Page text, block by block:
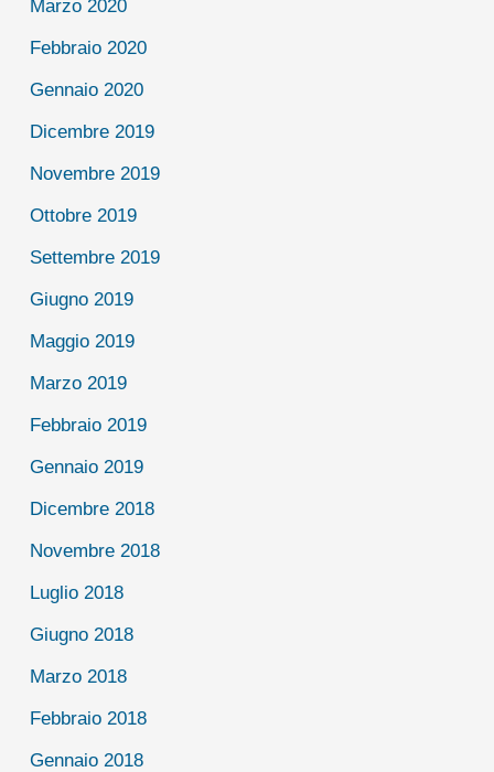
Marzo 2020
Febbraio 2020
Gennaio 2020
Dicembre 2019
Novembre 2019
Ottobre 2019
Settembre 2019
Giugno 2019
Maggio 2019
Marzo 2019
Febbraio 2019
Gennaio 2019
Dicembre 2018
Novembre 2018
Luglio 2018
Giugno 2018
Marzo 2018
Febbraio 2018
Gennaio 2018